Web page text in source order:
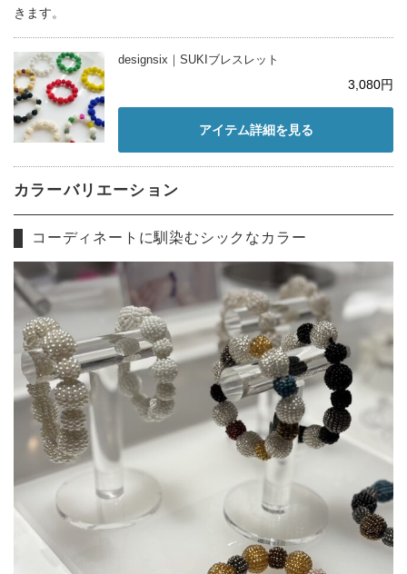
きます。
designsix｜SUKIブレスレット
3,080円
アイテム詳細を見る
カラーバリエーション
コーディネートに馴染むシックなカラー